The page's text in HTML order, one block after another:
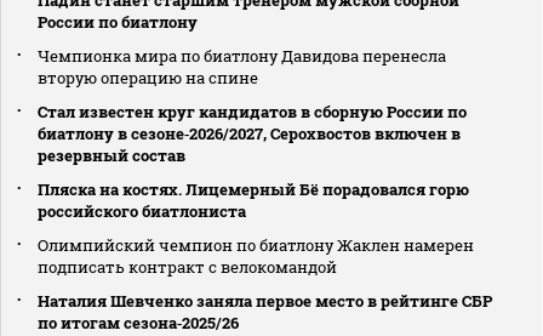
России по биатлону
Чемпионка мира по биатлону Давидова перенесла
вторую операцию на спине
Стал известен круг кандидатов в сборную России по
биатлону в сезоне‑2026/2027, Серохвостов включен в
резервный состав
Пляска на костях. Лицемерный Бё порадовался горю
российского биатлониста
Олимпийский чемпион по биатлону Жаклен намерен
подписать контракт с велокомандой
Наталия Шевченко заняла первое место в рейтинге СБР
по итогам сезона‑2025/26